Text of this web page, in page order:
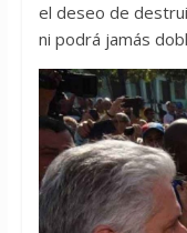
el deseo de
ni podrá jamás